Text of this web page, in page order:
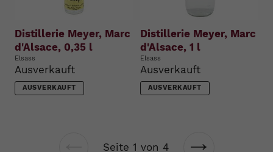
Distillerie Meyer, Marc
d'Alsace, 0,35 l
Elsass
Ausverkauft
AUSVERKAUFT
Distillerie Meyer, Marc
d'Alsace, 1 l
Elsass
Ausverkauft
AUSVERKAUFT
Seite 1 von 4